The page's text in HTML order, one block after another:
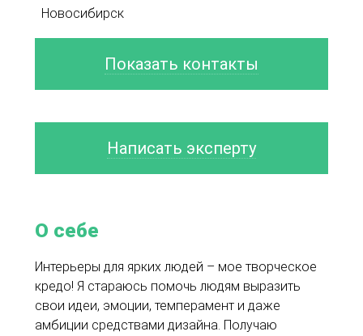
О себе
Интерьеры для ярких людей – мое творческое
кредо! Я стараюсь помочь людям выразить
свои идеи, эмоции, темперамент и даже
амбиции средствами дизайна. Получаю
Новосибирск
Показать контакты
Написать эксперту